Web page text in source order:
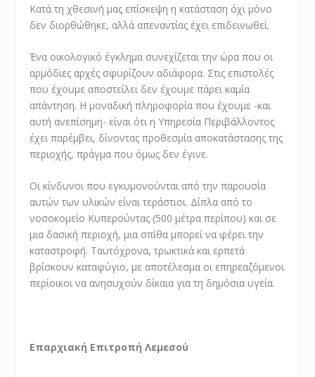
Κατά τη χθεσινή μας επίσκεψη η κατάσταση όχι μόνο
δεν διορθώθηκε, αλλά απεναντίας έχει επιδεινωθεί.
Ένα οικολογικό έγκλημα συνεχίζεται την ώρα που οι
αρμόδιες αρχές σφυρίζουν αδιάφορα. Στις επιστολές
που έχουμε αποστείλει δεν έχουμε πάρει καμία
απάντηση. Η μοναδική πληροφορία που έχουμε -και
αυτή ανεπίσημη- είναι ότι η Υπηρεσία Περιβάλλοντος
έχει παρέμβει, δίνοντας προθεσμία αποκατάστασης της
περιοχής, πράγμα που όμως δεν έγινε.
Οι κίνδυνοι που εγκυμονούνται από την παρουσία
αυτών των υλικών είναι τεράστιοι. Δίπλα από το
νοσοκομείο Κυπερούντας (500 μέτρα περίπου) και σε
μια δασική περιοχή, μια σπίθα μπορεί να φέρει την
καταστροφή. Ταυτόχρονα, τρωκτικά και ερπετά
βρίσκουν καταφύγιο, με αποτέλεσμα οι επηρεαζόμενοι
περίοικοι να ανησυχούν δίκαια για τη δημόσια υγεία.
Επαρχιακή Επιτροπή Λεμεσού